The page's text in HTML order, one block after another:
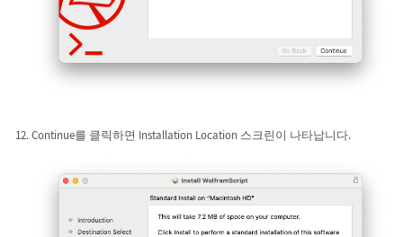
Continue를 클릭하면 Installation Location 스크린이 나타납니다.